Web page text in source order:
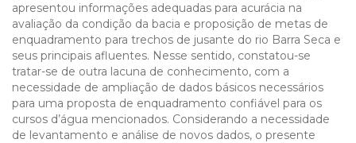
apresentou informações adequadas para acurácia na
avaliação da condição da bacia e proposição de metas de
enquadramento para trechos de jusante do rio Barra Seca e
seus principais afluentes. Nesse sentido, constatou-se
tratar-se de outra lacuna de conhecimento, com a
necessidade de ampliação de dados básicos necessários
para uma proposta de enquadramento confiável para os
cursos d’água mencionados. Considerando a necessidade
de levantamento e análise de novos dados, o presente